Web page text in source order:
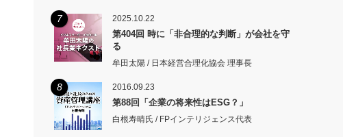
7 2025.10.22
第404回 時に「非合理的な判断」が会社を守
る
牟田太陽 / 日本経営合理化協会 理事長
8 2016.09.23
第88回「企業の将来性はESG？」
白根寿晴氏 / FPインテリジェンス代表